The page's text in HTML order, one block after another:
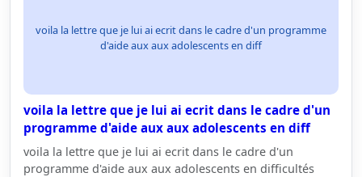
voila la lettre que je lui ai ecrit dans le cadre d'un programme
d'aide aux aux adolescents en diff
voila la lettre que je lui ai ecrit dans le cadre d'un
programme d'aide aux aux adolescents en diff
voila la lettre que je lui ai ecrit dans le cadre d'un
programme d'aide aux aux adolescents en difficultés